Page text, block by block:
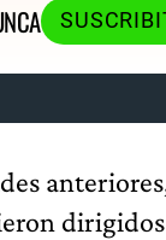
dirigidos